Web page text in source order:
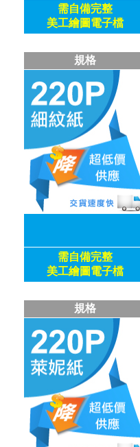
需自備完整
美工繪圖電子檔
規格
需自備完整
美工繪圖電子檔
規格